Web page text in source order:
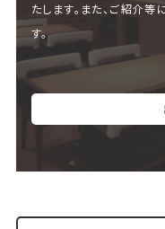
たします。また、ご紹介
す。